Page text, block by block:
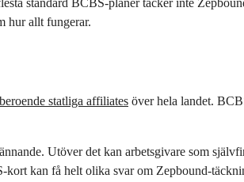
standard BCBS-planer täcker inte
hur allt fungerar.
statliga affiliates över hela landet.
Utöver det kan arbetsgivare som
kort kan få helt olika svar om Zepbound-